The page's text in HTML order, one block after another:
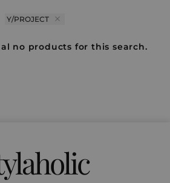
Y/PROJECT
no products for this search.